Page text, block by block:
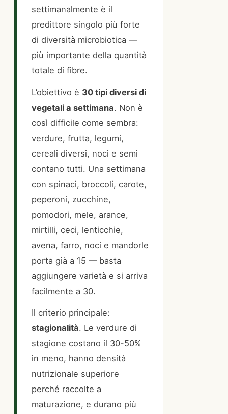
settimanalmente è il
predittore singolo più forte
di diversità microbiotica —
più importante della quantità
totale di fibre.
L’obiettivo è 30 tipi diversi di
vegetali a settimana. Non è
così difficile come sembra:
verdure, frutta, legumi,
cereali diversi, noci e semi
contano tutti. Una settimana
con spinaci, broccoli, carote,
peperoni, zucchine,
pomodori, mele, arance,
mirtilli, ceci, lenticchie,
avena, farro, noci e mandorle
porta già a 15 — basta
aggiungere varietà e si arriva
facilmente a 30.
Il criterio principale:
stagionalità. Le verdure di
stagione costano il 30-50%
in meno, hanno densità
nutrizionale superiore
perché raccolte a
maturazione, e durano più